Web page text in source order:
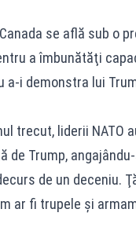
se află sub o
a îmbunătăţi
a-i demonstra lui
trecut, liderii
de Trump,
de un deceniu.
ar fi trupele şi